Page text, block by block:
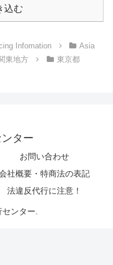
込む
Infomation
Asia
東地方 東京都
ター
お問い合わせ
社概要・特商法の表記
法違反代行に注意！
ンター.